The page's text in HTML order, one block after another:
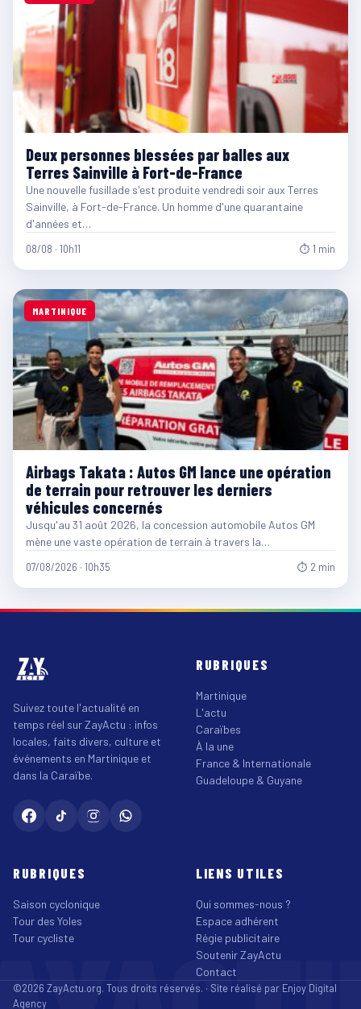
Deux personnes blessées par balles aux
Terres Sainville à Fort-de-France
Une nouvelle fusillade s'est produite vendredi soir aux Terres
Sainville, à Fort-de-France. Un homme d'une quarantaine
d'années et…
08/08 · 10h11 ⏱ 1 min
MARTINIQUE
Airbags Takata : Autos GM lance une opération
de terrain pour retrouver les derniers
véhicules concernés
Jusqu'au 31 août 2026, la concession automobile Autos GM
mène une vaste opération de terrain à travers la…
07/08/2026 · 10h35 ⏱ 2 min
Suivez toute l'actualité en
temps réel sur ZayActu : infos
locales, faits divers, culture et
événements en Martinique et
dans la Caraïbe.
RUBRIQUES
Martinique
L'actu
Caraïbes
À la une
France & Internationale
Guadeloupe & Guyane
RUBRIQUES
Saison cyclonique
Tour des Yoles
Tour cycliste
LIENS UTILES
Qui sommes-nous ?
Espace adhérent
Régie publicitaire
Soutenir ZayActu
Contact
©2026 ZayActu.org. Tous droits réservés. · Site réalisé par Enjoy Digital
Agency